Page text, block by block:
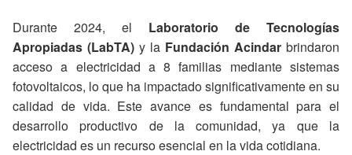
Durante 2024, el Laboratorio de Tecnologías
Apropiadas (LabTA) y la Fundación Acindar brindaron
acceso a electricidad a 8 familias mediante sistemas
fotovoltaicos, lo que ha impactado significativamente en su
calidad de vida. Este avance es fundamental para el
desarrollo productivo de la comunidad, ya que la
electricidad es un recurso esencial en la vida cotidiana.